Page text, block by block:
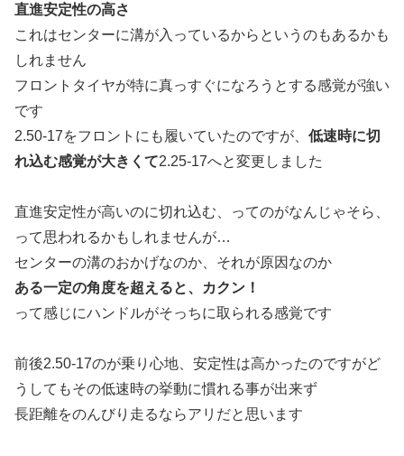
直進安定性の高さ
これはセンターに溝が入っているからというのもあるかも
しれません
フロントタイヤが特に真っすぐになろうとする感覚が強い
です
2.50-17をフロントにも履いていたのですが、 低速時に切
れ込む感覚が大きくて2.25-17へと変更しました
直進安定性が高いのに切れ込む、ってのがなんじゃそら、
って思われるかもしれませんが…
センターの溝のおかげなのか、それが原因なのか
ある一定の角度を超えると、カクン！
って感じにハンドルがそっちに取られる感覚です
前後2.50-17のが乗り心地、安定性は高かったのですがど
うしてもその低速時の挙動に慣れる事が出来ず
長距離をのんびり走るならアリだと思います